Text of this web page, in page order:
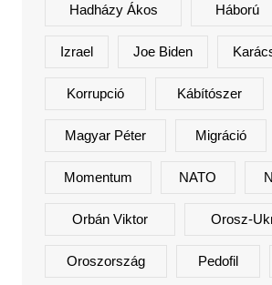
Hadházy Ákos Háború
Izrael Joe Biden
Korrupció Kábítószer
Magyar Péter Migráció
Momentum NATO
Orbán Viktor Orosz-
Oroszország Pedofil